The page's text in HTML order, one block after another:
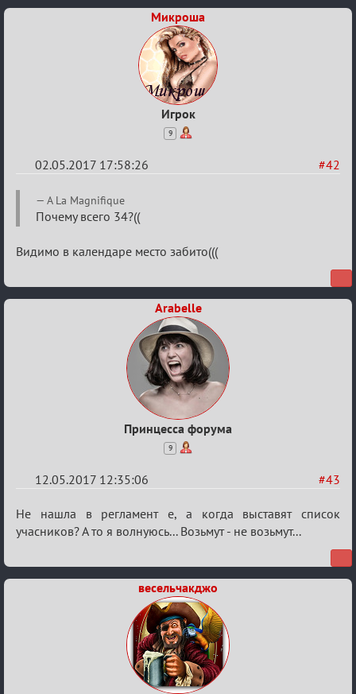
Микроша
Игрок
9
#42
02.05.2017 17:58:26
Re:
Кубок
A La Magnifique
Почему всего 34?((
Видимо в календаре место забито(((
Arabelle
Принцесса форума
9
#43
12.05.2017 12:35:06
Re:
Кубок
Не нашла в регламент е, а когда выставят список
учасников? А то я волнуюсь... Возьмут - не возьмут...
весельчакджо